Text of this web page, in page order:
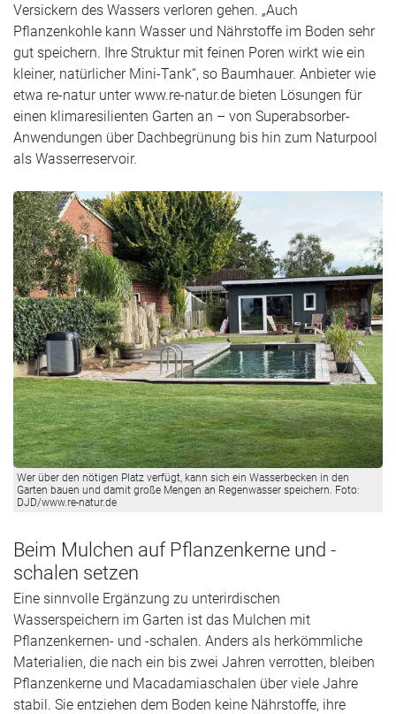
Versickern des Wassers verloren gehen. „Auch
Pflanzenkohle kann Wasser und Nährstoffe im Boden sehr
gut speichern. Ihre Struktur mit feinen Poren wirkt wie ein
kleiner, natürlicher Mini-Tank“, so Baumhauer. Anbieter wie
etwa re-natur unter www.re-natur.de bieten Lösungen für
einen klimaresilienten Garten an – von Superabsorber-
Anwendungen über Dachbegrünung bis hin zum Naturpool
als Wasserreservoir.
Wer über den nötigen Platz verfügt, kann sich ein Wasserbecken in den
Garten bauen und damit große Mengen an Regenwasser speichern. Foto:
DJD/www.re-natur.de
Beim Mulchen auf Pflanzenkerne und -
schalen setzen
Eine sinnvolle Ergänzung zu unterirdischen
Wasserspeichern im Garten ist das Mulchen mit
Pflanzenkernen- und -schalen. Anders als herkömmliche
Materialien, die nach ein bis zwei Jahren verrotten, bleiben
Pflanzenkerne und Macadamiaschalen über viele Jahre
stabil. Sie entziehen dem Boden keine Nährstoffe, ihre